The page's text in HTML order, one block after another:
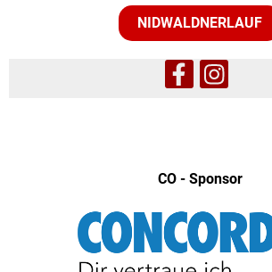
NIDWALDNERLAUF
CO - Sponsor